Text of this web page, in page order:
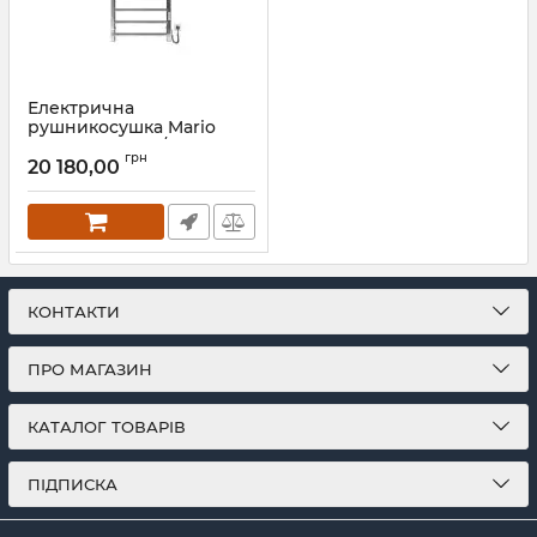
Електрична
рушникосушка Mario
Токіо-I 800х500/80 TR К
сатин
Артикул:2.2.1702.03.P-ST
20 180,00 грн
КОНТАКТИ
ПРО МАГАЗИН
КАТАЛОГ ТОВАРІВ
ПІДПИСКА